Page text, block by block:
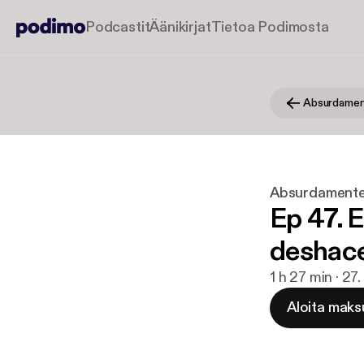
PodcastitÄänikirjatTietoa Podimosta
Ep 47.
1 h 27 min ·
Aloita